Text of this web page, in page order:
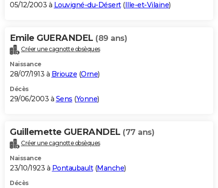
05/12/2003 à Louvigné-du-Désert(Ille-et-Vilaine)
Emile GUERANDEL (89 ans)
Créer une cagnotte obsèques
Naissance
28/07/1913 à Briouze (Orne)
Décès
29/06/2003 à Sens (Yonne)
Guillemette GUERANDEL (77 ans)
Créer une cagnotte obsèques
Naissance
23/10/1923 à Pontaubault(Manche)
Décès